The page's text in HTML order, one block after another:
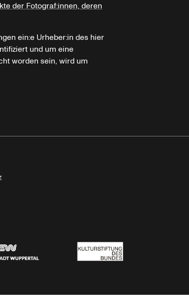
der Fotograf:innen, deren
ein:e Urheber:in des hier
und um eine
worden sein, wird um